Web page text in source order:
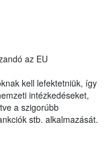
az EU
kell lefektetniük, így
intézkedéseket,
a szigorúbb
stb. alkalmazását.